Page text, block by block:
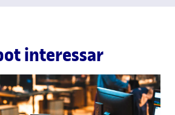
interessar